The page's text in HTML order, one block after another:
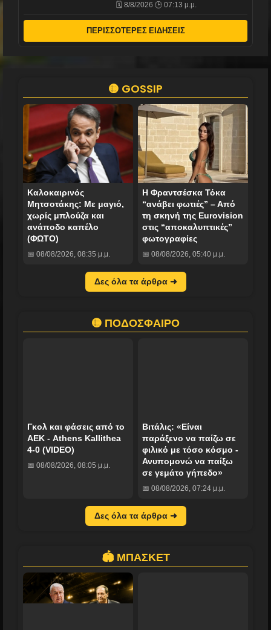
🗓️ 8/8/2026 🕒 07:13 μ.μ.
ΠΕΡΙΣΣΟΤΕΡΕΣ ΕΙΔΗΣΕΙΣ
🟡 GOSSIP
Καλοκαιρινός
Μητσοτάκης: Με μαγιό,
χωρίς μπλούζα και
ανάποδο καπέλο
(ΦΩΤΟ)
📅 08/08/2026, 08:35 μ.μ.
Η Φραντσέσκα Τόκα
“ανάβει φωτιές” – Από
τη σκηνή της Eurovision
στις “αποκαλυπτικές”
φωτογραφίες
📅 08/08/2026, 05:40 μ.μ.
Δες όλα τα άρθρα ➜
🟡 ΠΟΔΟΣΦΑΙΡΟ
Γκολ και φάσεις από το
ΑΕΚ - Athens Kallithea
4-0 (VIDEO)
📅 08/08/2026, 08:05 μ.μ.
Βιτάλις: «Είναι
παράξενο να παίζω σε
φιλικό με τόσο κόσμο -
Ανυπομονώ να παίξω
σε γεμάτο γήπεδο»
📅 08/08/2026, 07:24 μ.μ.
Δες όλα τα άρθρα ➜
🏟️ ΜΠΑΣΚΕΤ